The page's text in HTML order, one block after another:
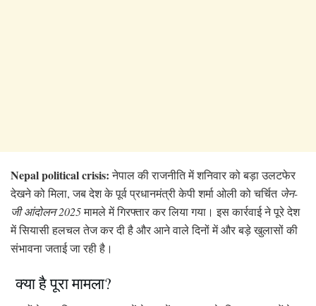
Nepal political crisis:नेपाल की राजनीति में शनिवार को बड़ा उलटफेर
देखने को मिला, जब देश के पूर्व प्रधानमंत्री केपी शर्मा ओली को चर्चित जेन-
जी आंदोलन 2025मामले में गिरफ्तार कर लिया गया। इस कार्रवाई ने पूरे देश
में सियासी हलचल तेज कर दी है और आने वाले दिनों में और बड़े खुलासों की
संभावना जताई जा रही है।
क्या है पूरा मामला?